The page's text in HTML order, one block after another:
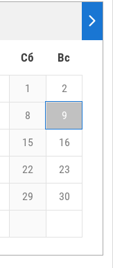
Сб Вс
1 2
8 9
15 16
22 23
29 30